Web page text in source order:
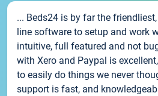
... Beds24 is by far the
line software to setup and work
intuitive, full featured and not
with Xero and Paypal is
to easily do things we never
support is fast, and